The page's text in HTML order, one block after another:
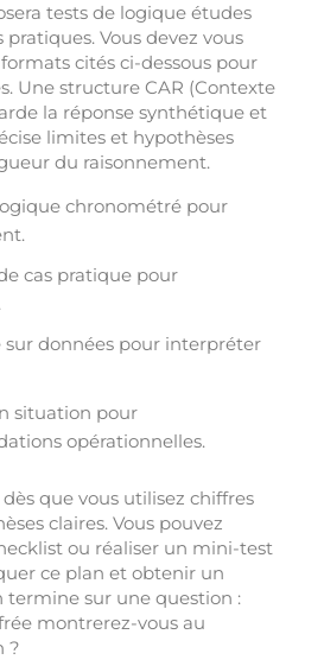
tests de logique études
pratiques. Vous devez vous
cités ci-dessous pour
Une structure CAR (Contexte
la réponse synthétique et
limites et hypothèses
du raisonnement.
chronométré pour
cas pratique pour
sur données pour interpréter
situation pour
opérationnelles.
que vous utilisez chiffres
claires. Vous pouvez
ou réaliser un mini-test
ce plan et obtenir un
termine sur une question :
montrerez-vous au
?